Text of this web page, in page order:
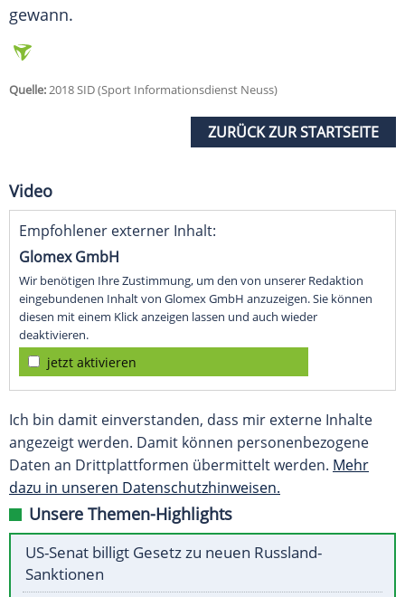
gewann.
Quelle:2018 SID (Sport Informationsdienst Neuss)
ZURÜCK ZUR STARTSEITE
Video
Empfohlener externer Inhalt:
Glomex GmbH
Wir benötigen Ihre Zustimmung, um den von unserer Redaktion
eingebundenen Inhalt von Glomex GmbH anzuzeigen. Sie können
diesen mit einem Klick anzeigen lassen und auch wieder
deaktivieren.
jetzt aktivieren
Ich bin damit einverstanden, dass mir externe Inhalte
angezeigt werden. Damit können personenbezogene
Daten an Drittplattformen übermittelt werden. Mehr
dazu in unseren Datenschutzhinweisen.
Unsere Themen-Highlights
US-Senat billigt Gesetz zu neuen Russland-
Sanktionen